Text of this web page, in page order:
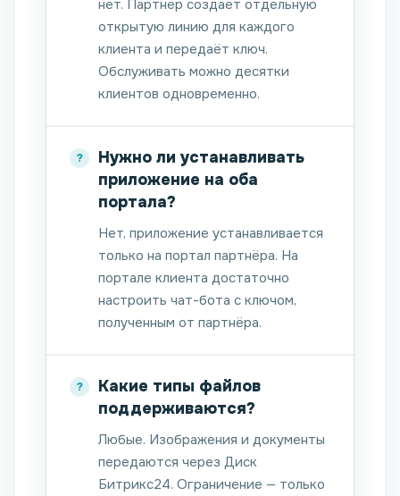
нет. Партнёр создаёт отдельную
открытую линию для каждого
клиента и передаёт ключ.
Обслуживать можно десятки
клиентов одновременно.
Нужно ли устанавливать
приложение на оба
портала?
Нет, приложение устанавливается
только на портал партнёра. На
портале клиента достаточно
настроить чат-бота с ключом,
полученным от партнёра.
Какие типы файлов
поддерживаются?
Любые. Изображения и документы
передаются через Диск
Битрикс24. Ограничение — только